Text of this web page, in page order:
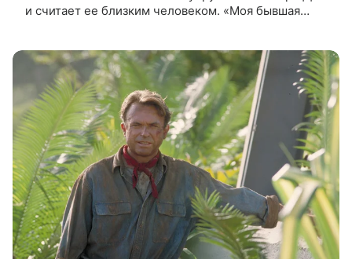
и считает ее близким человеком. «Моя бывшая